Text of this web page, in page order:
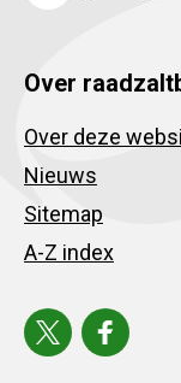
Over
Over deze
Nieuws
Sitemap
A-Z index